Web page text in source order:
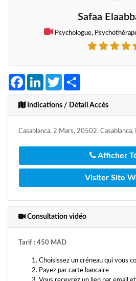
Safaa
Psychologue,
FacebookLinkedInTwitter
Indications / Détail Accès
Casablanca, 2 Mars, 20502, Casablanca,
Afficher
Visiter Site
Consultation vidéo
Tarif : 450 MAD
Choisissez un créneau qui vous
Payez par carte bancaire